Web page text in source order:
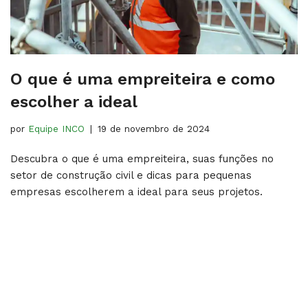
O que é uma empreiteira e como
escolher a ideal
por Equipe INCO 19 de novembro de 2024
Descubra o que é uma empreiteira, suas funções no
setor de construção civil e dicas para pequenas
empresas escolherem a ideal para seus projetos.